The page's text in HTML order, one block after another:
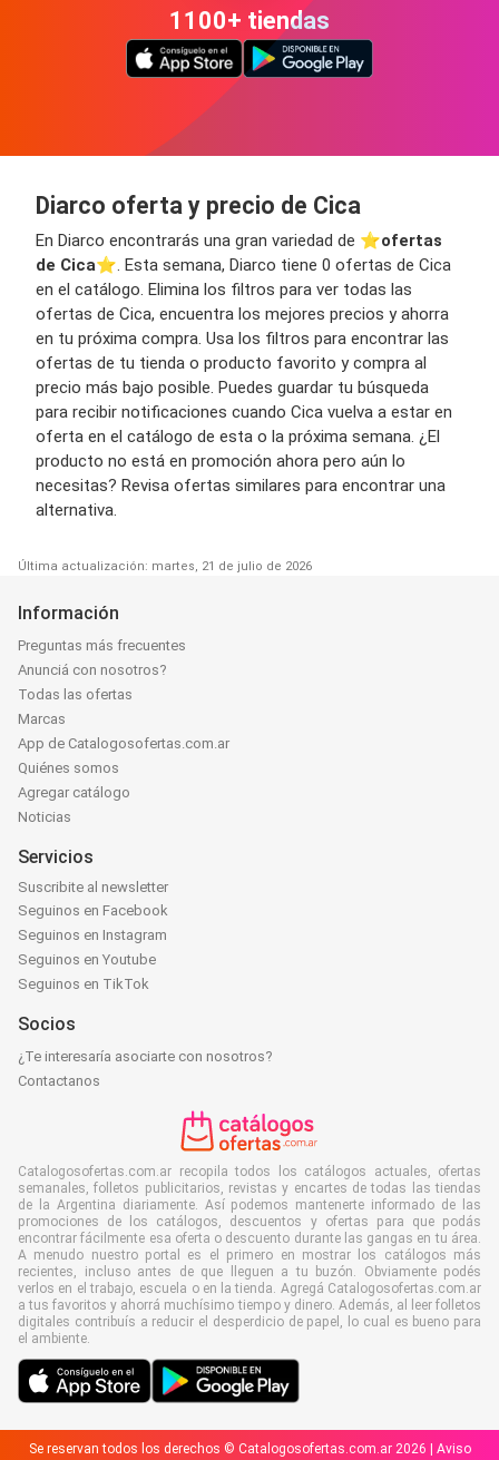
1100+ tiendas
Diarco oferta y precio de Cica
En Diarco encontrarás una gran variedad de ⭐️ofertas
de Cica⭐️. Esta semana, Diarco tiene 0 ofertas de Cica
en el catálogo. Elimina los filtros para ver todas las
ofertas de Cica, encuentra los mejores precios y ahorra
en tu próxima compra. Usa los filtros para encontrar las
ofertas de tu tienda o producto favorito y compra al
precio más bajo posible. Puedes guardar tu búsqueda
para recibir notificaciones cuando Cica vuelva a estar en
oferta en el catálogo de esta o la próxima semana. ¿El
producto no está en promoción ahora pero aún lo
necesitas? Revisa ofertas similares para encontrar una
alternativa.
Última actualización: martes, 21 de julio de 2026
Información
Preguntas más frecuentes
Anunciá con nosotros?
Todas las ofertas
Marcas
App de Catalogosofertas.com.ar
Quiénes somos
Agregar catálogo
Noticias
Servicios
Suscribite al newsletter
Seguinos en Facebook
Seguinos en Instagram
Seguinos en Youtube
Seguinos en TikTok
Socios
¿Te interesaría asociarte con nosotros?
Contactanos
Catalogosofertas.com.ar recopila todos los catálogos actuales, ofertas
semanales, folletos publicitarios, revistas y encartes de todas las tiendas
de la Argentina diariamente. Así podemos mantenerte informado de las
promociones de los catálogos, descuentos y ofertas para que podás
encontrar fácilmente esa oferta o descuento durante las gangas en tu área.
A menudo nuestro portal es el primero en mostrar los catálogos más
recientes, incluso antes de que lleguen a tu buzón. Obviamente podés
verlos en el trabajo, escuela o en la tienda. Agregá Catalogosofertas.com.ar
a tus favoritos y ahorrá muchísimo tiempo y dinero. Además, al leer folletos
digitales contribuís a reducir el desperdicio de papel, lo cual es bueno para
el ambiente.
Se reservan todos los derechos © Catalogosofertas.com.ar 2026 | Aviso